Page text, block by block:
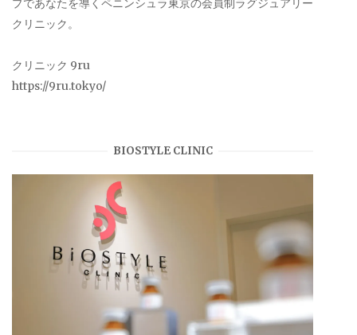
プであなたを導くペニンシュラ東京の会員制ラグジュアリー
クリニック。
クリニック 9ru
https://9ru.tokyo/
BIOSTYLE CLINIC